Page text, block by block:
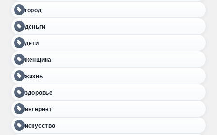
город
деньги
дети
женщина
жизнь
здоровье
интернет
искусство